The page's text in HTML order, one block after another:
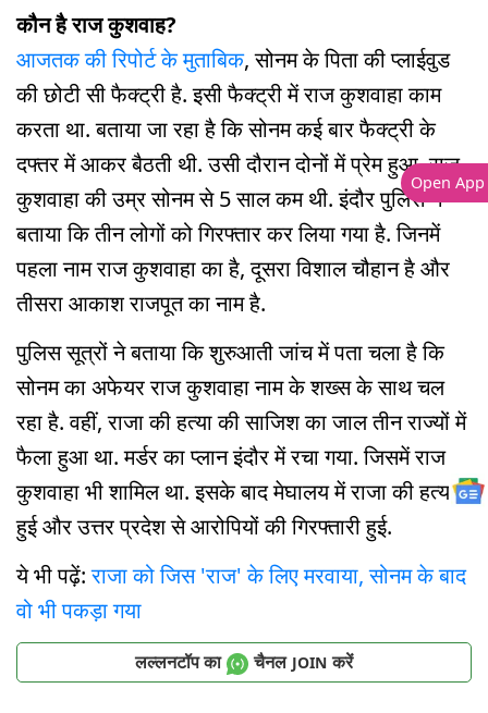
कौन है राज कुशवाह?
आजतक की रिपोर्ट के मुताबिक, सोनम के पिता की प्लाईवुड
की छोटी सी फैक्ट्री है. इसी फैक्ट्री में ⁠राज कुशवाहा काम
करता था. बताया जा रहा है कि सोनम कई बार फैक्ट्री के
दफ्तर में आकर बैठती थी. उसी दौरान दोनों में प्रेम हुआ. ⁠राज
कुशवाहा की उम्र सोनम से 5 साल कम थी. इंदौर पुलिस ने
बताया कि तीन लोगों को गिरफ्तार कर लिया गया है. जिनमें
पहला नाम राज कुशवाहा का है, दूसरा विशाल चौहान है और
तीसरा आकाश राजपूत का नाम है.
पुलिस सूत्रों ने बताया कि शुरुआती जांच में पता चला है कि
सोनम का अफेयर राज कुशवाहा नाम के शख्स के साथ चल
रहा है. वहीं, राजा की हत्या की साजिश का जाल तीन राज्यों में
फैला हुआ था. मर्डर का प्लान इंदौर में रचा गया. जिसमें राज
कुशवाहा भी शामिल था. इसके बाद मेघालय में राजा की हत्या
हुई और उत्तर प्रदेश से आरोपियों की गिरफ्तारी हुई.
ये भी पढ़ें:राजा को जिस 'राज' के लिए मरवाया, सोनम के बाद
वो भी पकड़ा गया
लल्लनटॉप का चैनल JOIN करें
Open App